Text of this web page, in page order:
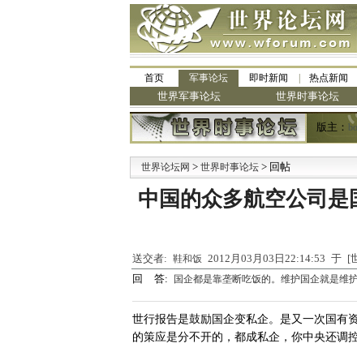
首页 军事论坛 即时新闻 热点新闻
世界军事论坛 世界时事论坛
版主：
世界论坛网 > 世界时事论坛 > 回帖
中国的众多航空公司
送交者: 鞋和饭 2012月03月03日22:14:53 于 [
回 答: 国企都是靠垄断吃饭的。维护国企就是维
世行报告是鼓励国企变私企。是又一次国有
的策应是分不开的，都成私企，你中央还调